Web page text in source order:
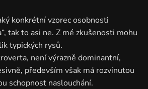
konkrétní vzorec osobnosti
tak to asi ne. Z mé zkušenosti mohu
typických rysů.
není výrazně dominantní,
především však má rozvinutou
schopnost naslouchání.